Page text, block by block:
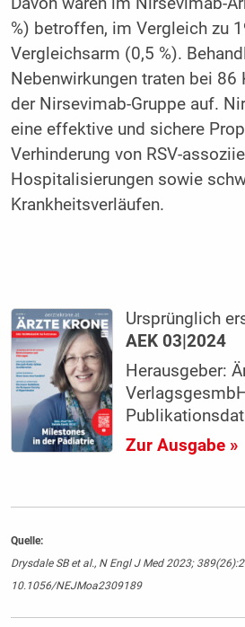
%) betroffen, im Vergleich zu
Vergleichsarm (0,5 %).
Nebenwirkungen traten bei 86
der Nirsevimab-Gruppe auf.
eine effektive und sichere
Verhinderung von RSV-
Hospitalisierungen sowie
Krankheitsverläufen.
Ursprünglich
AEK 03|2024
Herausgeber:
Zur Ausgabe »
Quelle:
Drysdale SB et al., N Engl J Med 2023;
10.1056/NEJMoa2309189